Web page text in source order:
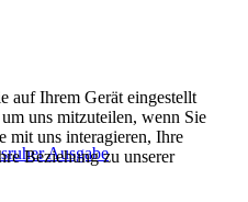
Ausgabe
auf Ihrem Gerät eingestellt
uns mitzuteilen, wenn Sie
mit uns interagieren, Ihre
Beziehung zu unserer